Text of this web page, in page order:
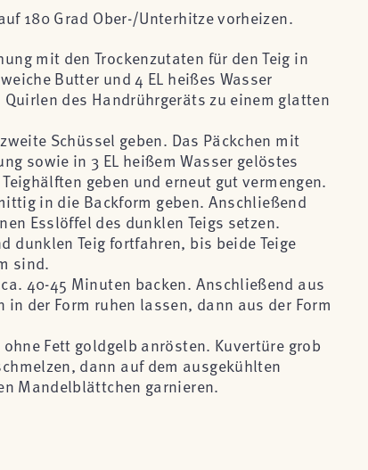
180 Grad Ober-/Unterhitze vorheizen.
mit den Trockenzutaten für den Teig in
Butter und 4 EL heißes Wasser
des Handrührgeräts zu einem glatten
Schüssel geben. Das Päckchen mit
sowie in 3 EL heißem Wasser gelöstes
geben und erneut gut vermengen.
in die Backform geben. Anschließend
Esslöffel des dunklen Teigs setzen.
dunklen Teig fortfahren, bis beide Teige
sind.
40-45 Minuten backen. Anschließend aus
der Form ruhen lassen, dann aus der Form
Fett goldgelb anrösten. Kuvertüre grob
dann auf dem ausgekühlten
Mandelblättchen garnieren.